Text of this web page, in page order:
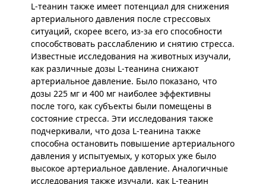
L-теанин также имеет потенциал для снижения
артериального давления после стрессовых
ситуаций, скорее всего, из-за его способности
способствовать расслаблению и снятию стресса.
Известные исследования на животных изучали,
как различные дозы L-теанина снижают
артериальное давление. Было показано, что
дозы 225 мг и 400 мг наиболее эффективны
после того, как субъекты были помещены в
состояние стресса. Эти исследования также
подчеркивали, что доза L-теанина также
способна остановить повышение артериального
давления у испытуемых, у которых уже было
высокое артериальное давление. Аналогичные
исследования также изучали, как L-теанин